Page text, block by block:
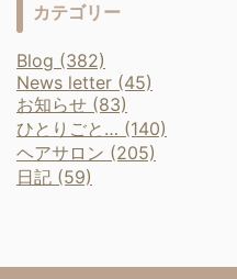
カテゴリー
Blog (382)
News letter (45)
お知らせ (83)
ひとりごと… (140)
ヘアサロン (205)
日記 (59)